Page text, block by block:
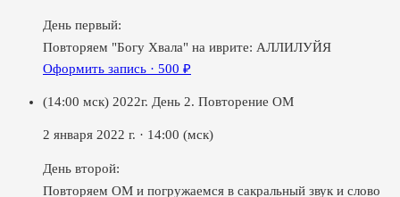
День первый:
Повторяем "Богу Хвала" на иврите: АЛЛИЛУЙЯ
Оформить запись · 500 ₽
(14:00 мск) 2022г. День 2. Повторение ОМ
2 января 2022 г. · 14:00 (мск)
День второй:
Повторяем ОМ и погружаемся в сакральный звук и слово